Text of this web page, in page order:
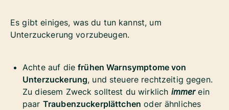
Es gibt einiges, was du tun kannst, um
Unterzuckerung vorzubeugen.
Achte auf diefrühen Warnsymptome von
Unterzuckerung, und steuere rechtzeitig gegen.
Zu diesem Zweck solltest du wirklich immerein
paar Traubenzuckerplättchen oder ähnliches